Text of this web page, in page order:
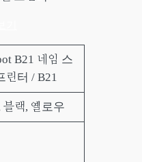
B21 네임 스
린터 / B21
블랙, 옐로우